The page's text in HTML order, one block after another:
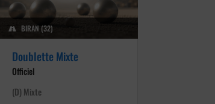
BIRAN (32)
Doublette Mixte
Officiel
(D) Mixte